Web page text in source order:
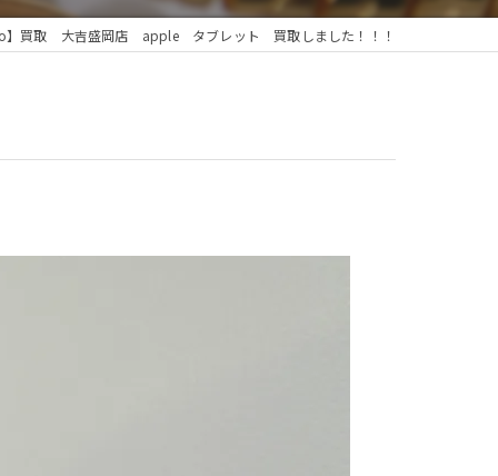
】買取 大吉盛岡店 apple タブレット 買取しました！！！